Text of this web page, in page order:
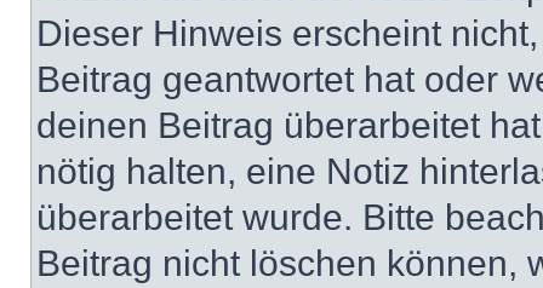
Dieser Hinweis erscheint
Beitrag geantwortet hat oder
deinen Beitrag überarbeitet
nötig halten, eine Notiz
überarbeitet wurde. Bitte
Beitrag nicht löschen können,